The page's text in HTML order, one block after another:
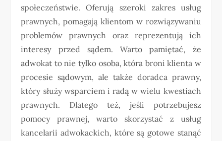
społeczeństwie. Oferują szeroki zakres usług
prawnych, pomagają klientom w rozwiązywaniu
problemów prawnych oraz reprezentują ich
interesy przed sądem. Warto pamiętać, że
adwokat to nie tylko osoba, która broni klienta w
procesie sądowym, ale także doradca prawny,
który służy wsparciem i radą w wielu kwestiach
prawnych. Dlatego też, jeśli potrzebujesz
pomocy prawnej, warto skorzystać z usług
kancelarii adwokackich, które są gotowe stanąć